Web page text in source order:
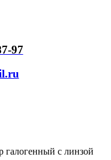
97
галогенный с линзой